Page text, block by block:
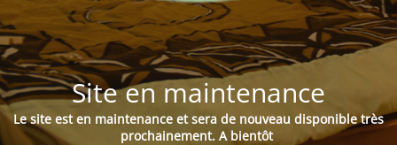
Site en maintenance
Le site est en maintenance et sera de nouveau disponible très
prochainement. A bientôt